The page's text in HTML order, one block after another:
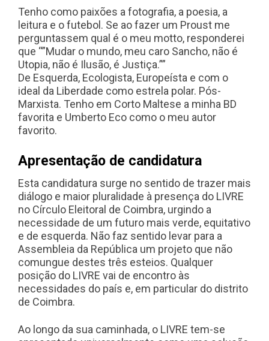
Tenho como paixões a fotografia, a poesia, a
leitura e o futebol. Se ao fazer um Proust me
perguntassem qual é o meu motto, responderei
que “”Mudar o mundo, meu caro Sancho, não é
Utopia, não é Ilusão, é Justiça.””
De Esquerda, Ecologista, Europeísta e com o
ideal da Liberdade como estrela polar. Pós-
Marxista. Tenho em Corto Maltese a minha BD
favorita e Umberto Eco como o meu autor
favorito.
Apresentação de candidatura
Esta candidatura surge no sentido de trazer mais
diálogo e maior pluralidade à presença do LIVRE
no Círculo Eleitoral de Coimbra, urgindo a
necessidade de um futuro mais verde, equitativo
e de esquerda. Não faz sentido levar para a
Assembleia da República um projeto que não
comungue destes três esteios. Qualquer
posição do LIVRE vai de encontro às
necessidades do país e, em particular do distrito
de Coimbra.
Ao longo da sua caminhada, o LIVRE tem-se